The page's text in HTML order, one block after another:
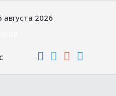
августа 2026